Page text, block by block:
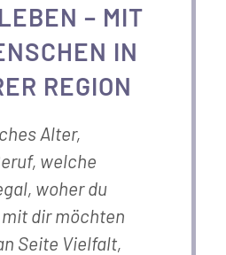
– MIT
IN
REGION
Alter,
welche
woher du
dir möchten
Seite Vielfalt,